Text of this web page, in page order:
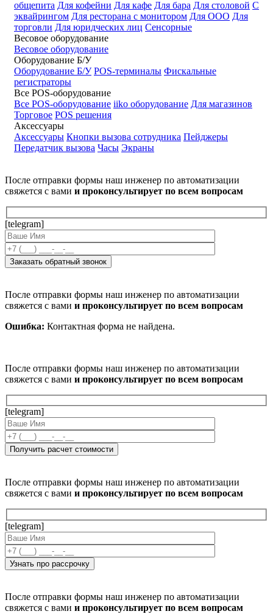
общепита Для кофейни Для кафе Для бара Для столовой С
эквайрингом Для ресторана с монитором Для ООО Для
торговли Для юридческих лиц Сенсорные
Весовое оборудование
Весовое оборудование
Оборудование Б/У
Оборудование Б/У POS-терминалы Фискальные
регистраторы
Все POS-оборудование
Все POS-оборудование iiko оборудование Для магазинов
Торговое POS решения
Аксессуары
Аксессуары Кнопки вызова сотрудника Пейджеры
Передатчик вызова Часы Экраны
После отправки формы наш инженер по автоматизации
свяжется с вами и проконсультирует по всем вопросам
[telegram]
После отправки формы наш инженер по автоматизации
свяжется с вами и проконсультирует по всем вопросам
Ошибка: Контактная форма не найдена.
После отправки формы наш инженер по автоматизации
свяжется с вами и проконсультирует по всем вопросам
[telegram]
После отправки формы наш инженер по автоматизации
свяжется с вами и проконсультирует по всем вопросам
[telegram]
После отправки формы наш инженер по автоматизации
свяжется с вами и проконсультирует по всем вопросам